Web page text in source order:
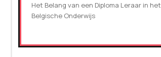
Het Belang van een Diploma Leraar in het
Belgische Onderwijs